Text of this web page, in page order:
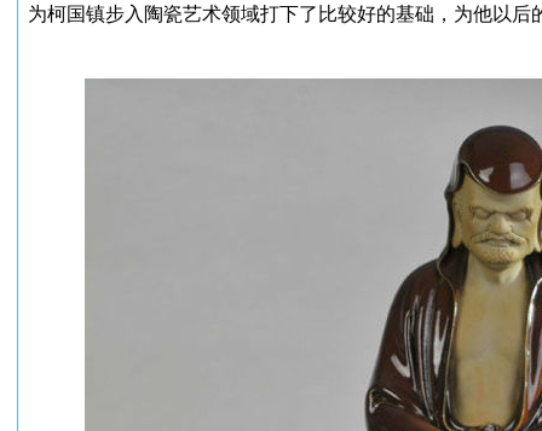
为柯国镇步入陶瓷艺术领域打下了比较好的基础，为他以后